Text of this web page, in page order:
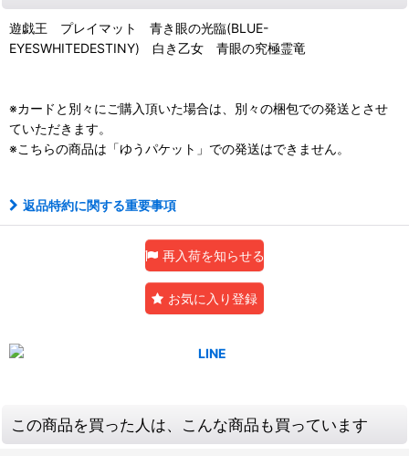
遊戯王 プレイマット 青き眼の光臨(BLUE-
EYESWHITEDESTINY) 白き乙女 青眼の究極霊竜
※カードと別々にご購入頂いた場合は、別々の梱包での発送とさせ
ていただきます。
※こちらの商品は「ゆうパケット」での発送はできません。
返品特約に関する重要事項
再入荷を知らせる
お気に入り登録
この商品を買った人は、こんな商品も買っています